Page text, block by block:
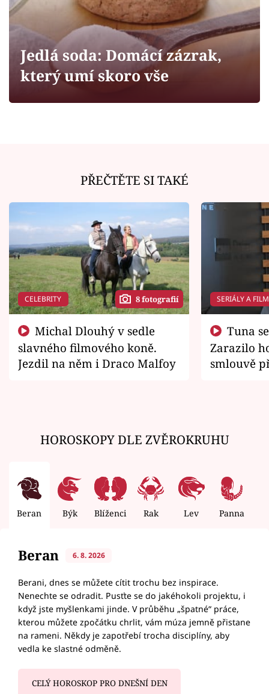
Sledujte prima+
Filmový festival Karlovy Vary
Sledujte nás
Jedlá soda: Domácí zázrak,
který umí skoro vše
PŘEČTĚTE SI TAKÉ
CELEBRITY 8 fotografií
slavného filmového koně.
Jezdil na něm i Draco Malfoy
SERIÁLY A
Zarazilo
smlouvě
HOROSKOPY DLE ZVĚROKRUHU
Beran Býk Blíženci Rak Lev Panna
Beran 6. 8. 2026
Berani, dnes se můžete cítit trochu bez inspirace.
Nenechte se odradit. Pusťte se do jakéhokoli projektu, i
když jste myšlenkami jinde. V průběhu „špatné“ práce,
kterou můžete zpočátku chrlit, vám múza jemně přistane
na rameni. Někdy je zapotřebí trocha disciplíny, aby
vedla ke slastné odměně.
CELÝ HOROSKOP PRO DNEŠNÍ DEN